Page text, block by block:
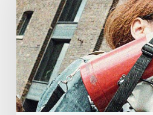
à
la
déclaration
de
la
société
civile